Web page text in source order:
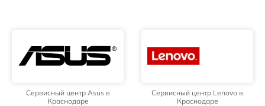
Сервисный центр Asus в
Краснодаре
Сервисный центр Lenovo в
Краснодаре